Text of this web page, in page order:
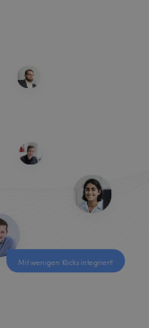
Mit wenigen Klicks integriert!